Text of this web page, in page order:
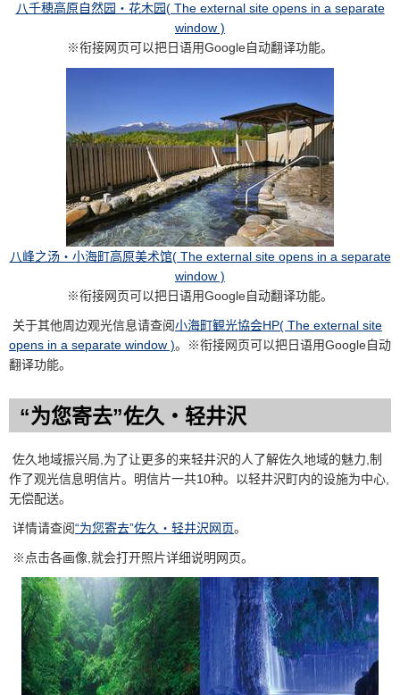
八千穂高原自然园・花木园( The external site opens in a separate
window )
※衔接网页可以把日语用Google自动翻译功能。
八峰之汤・小海町高原美术馆( The external site opens in a separate
window )
※衔接网页可以把日语用Google自动翻译功能。
关于其他周边观光信息请查阅小海町観光協会HP( The external site
opens in a separate window )。※衔接网页可以把日语用Google自动
翻译功能。
“为您寄去”佐久・轻井沢
佐久地域振兴局,为了让更多的来轻井沢的人了解佐久地域的魅力,制
作了观光信息明信片。明信片一共10种。以轻井沢町内的设施为中心,
无偿配送。
详情请查阅“为您寄去”佐久・轻井沢网页。
※点击各画像,就会打开照片详细说明网页。